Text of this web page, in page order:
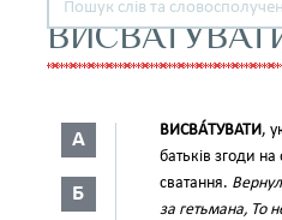
А
Б
ВИСВА́ТУВАТИ,
батьків згоди
сватання.
за гетьмана, То